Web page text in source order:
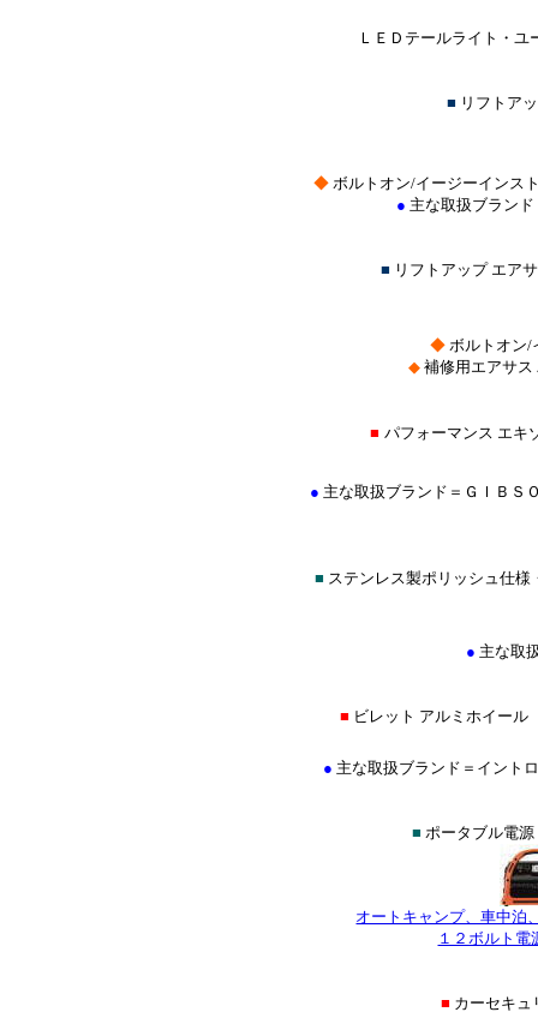
ＬＥＤテールライト・ユ
■ リフトア
◆ ボルトオン/イージーインス
● 主な取扱ブラン
■ リフトアップ エア
◆ ボルトオン/
◆ 補修用エアサ
■ パフォーマンス エキ
● 主な取扱ブランド＝ＧＩＢＳ
■ ステンレス製ポリッシュ仕
● 主な取
■ ビレット アルミホイー
● 主な取扱ブランド＝イント
■ ポータブル電
オートキャンプ、車中泊
１２ボルト
■ カーセキ